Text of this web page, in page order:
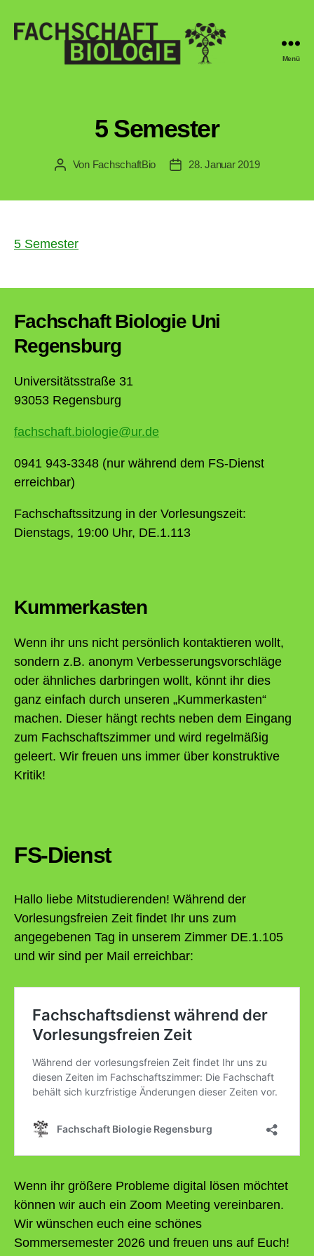
Menü
5 Semester
Beitragsautor
Von FachschaftBio Veröffentlichungsdatum
28. Januar 2019
5 Semester
Fachschaft Biologie Uni
Regensburg
Universitätsstraße 31
93053 Regensburg
fachschaft.biologie@ur.de
0941 943-3348 (nur während dem FS-Dienst
erreichbar)
Fachschaftssitzung in der Vorlesungszeit:
Dienstags, 19:00 Uhr, DE.1.113
Kummerkasten
Wenn ihr uns nicht persönlich kontaktieren wollt,
sondern z.B. anonym Verbesserungsvorschläge
oder ähnliches darbringen wollt, könnt ihr dies
ganz einfach durch unseren „Kummerkasten“
machen. Dieser hängt rechts neben dem Eingang
zum Fachschaftszimmer und wird regelmäßig
geleert. Wir freuen uns immer über konstruktive
Kritik!
FS-Dienst
Hallo liebe Mitstudierenden! Während der
Vorlesungsfreien Zeit findet Ihr uns zum
angegebenen Tag in unserem Zimmer DE.1.105
und wir sind per Mail erreichbar:
Wenn ihr größere Probleme digital lösen möchtet
können wir auch ein Zoom Meeting vereinbaren.
Wir wünschen euch eine schönes
Sommersemester 2026 und freuen uns auf Euch!